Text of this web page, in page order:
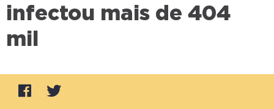
infectou mais de 404
mil